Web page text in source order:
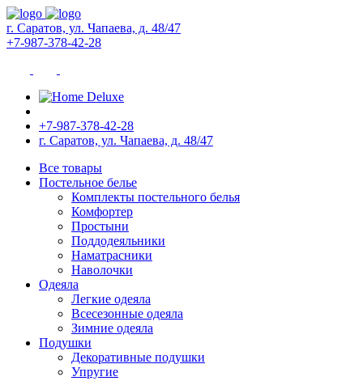
г. Саратов, ул. Чапаева, д. 48/47
+7-987-378-42-28
+7-987-378-42-28
г. Саратов, ул. Чапаева, д. 48/47
Все товары
Постельное белье
Комплекты постельного белья
Комфортер
Простыни
Поддодеяльники
Наматрасники
Наволочки
Одеяла
Легкие одеяла
Всесезонные одеяла
Зимние одеяла
Подушки
Декоративные подушки
Упругие